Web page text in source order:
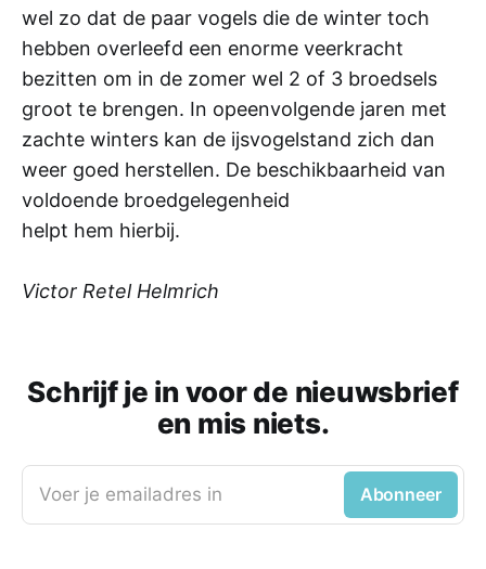
wel zo dat de paar vogels die de winter toch
hebben overleefd een enorme veerkracht
bezitten om in de zomer wel 2 of 3 broedsels
groot te brengen. In opeenvolgende jaren met
zachte winters kan de ijsvogelstand zich dan
weer goed herstellen. De beschikbaarheid van
voldoende broedgelegenheid
helpt hem hierbij.
Victor Retel Helmrich
Schrijf je in voor de nieuwsbrief
en mis niets.
Voer je emailadres in Abonneer